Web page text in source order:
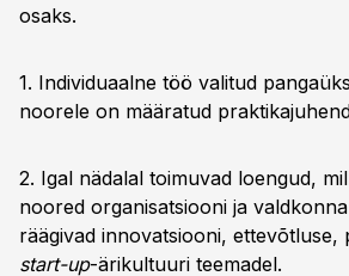
osaks.
1. Individuaalne töö valitud
noorele on määratud
2. Igal nädalal toimuvad loengud,
noored organisatsiooni ja
räägivad innovatsiooni, ettevõtluse,
start-up-ärikultuuri teemadel.